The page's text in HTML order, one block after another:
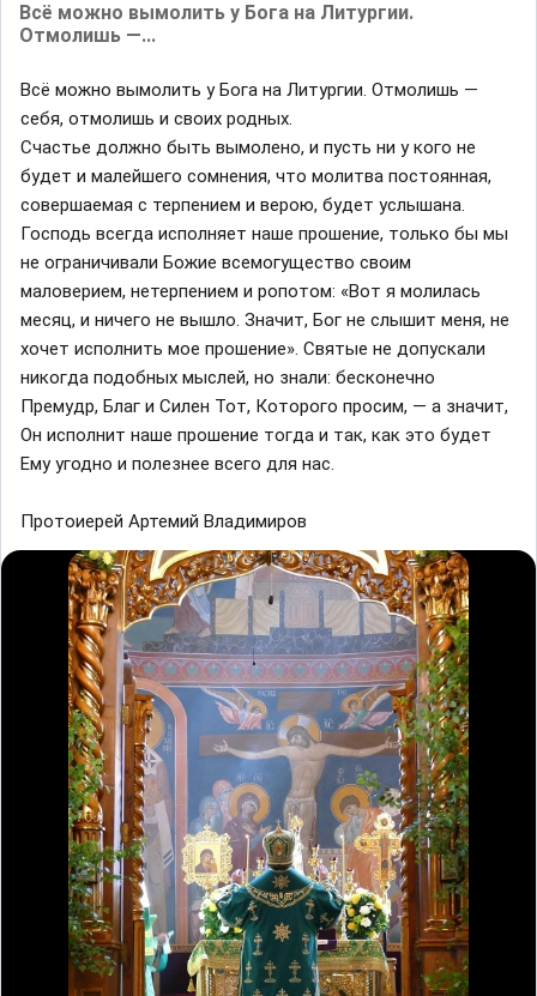
Всё можно вымолить у Бога на Литургии.
Отмолишь —...
Всё можно вымолить у Бога на Литургии. Отмолишь —
себя, отмолишь и своих родных.
Счастье должно быть вымолено, и пусть ни у кого не
будет и малейшего сомнения, что молитва постоянная,
совершаемая с терпением и верою, будет услышана.
Господь всегда исполняет наше прошение, только бы мы
не ограничивали Божие всемогущество своим
маловерием, нетерпением и ропотом: «Вот я молилась
месяц, и ничего не вышло. Значит, Бог не слышит меня, не
хочет исполнить мое прошение». Святые не допускали
никогда подобных мыслей, но знали: бесконечно
Премудр, Благ и Силен Тот, Которого просим, — а значит,
Он исполнит наше прошение тогда и так, как это будет
Ему угодно и полезнее всего для нас.
Протоиерей Артемий Владимиров